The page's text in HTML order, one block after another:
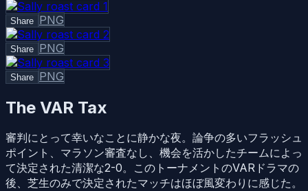
Share PNG
Share PNG
Share PNG
The VAR Tax
審判にとって幸いなことに静かな夜。論争の多いフラッシュ
ポイント、マラソン審査なし、機会を活かしたチームによっ
て決定された清潔な2-0。このトーナメントのVARドラマの
後、芝生のみで決定されたマッチはほぼ風変わりに感じた。